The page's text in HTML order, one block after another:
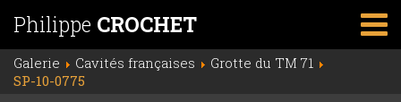
Philippe CROCHET
Galerie Cavités françaises
Grotte du TM 71
SP-10-0775